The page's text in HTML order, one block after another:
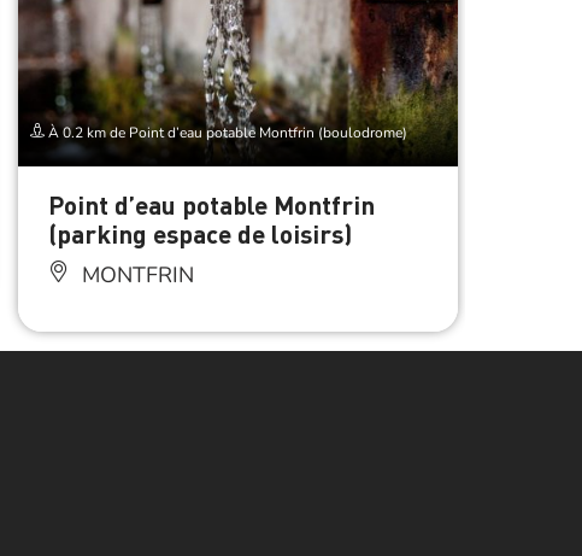
À 0.2 km de Point d’eau potable Montfrin (boulodrome)
Point d’eau potable Montfrin
(parking espace de loisirs)
MONTFRIN